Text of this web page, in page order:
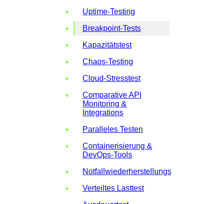
Uptime-Testing
Breakpoint-Tests
Kapazitätstest
Chaos-Testing
Cloud-Stresstest
Comparative API
Monitoring &
Integrations
Paralleles Testen
Containerisierung &
DevOps-Tools
Notfallwiederherstellungstests
Verteiltes Lasttest